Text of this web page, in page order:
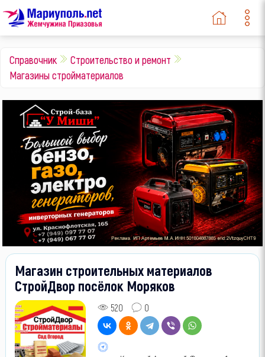
Справочник
Строительство и ремонт
Магазины стройматериалов
Магазин строительных материалов
СтройДвор посёлок Моряков
520 0